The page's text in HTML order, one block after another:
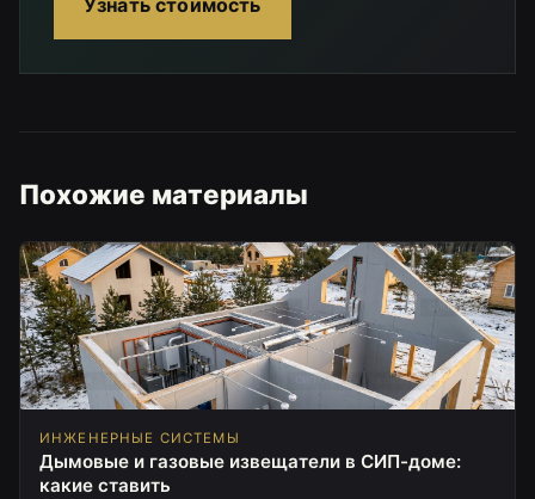
Узнать стоимость
Похожие материалы
ИНЖЕНЕРНЫЕ СИСТЕМЫ
Дымовые и газовые извещатели в СИП-доме:
какие ставить